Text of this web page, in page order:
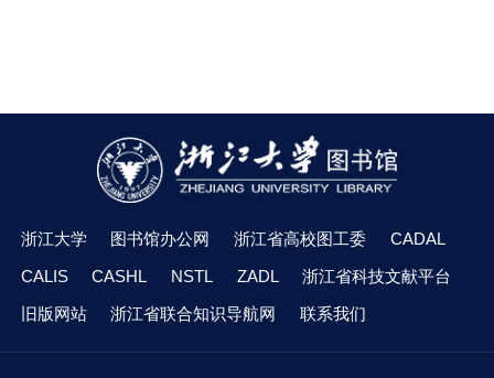
浙江大学 图书馆办公网 浙江省高校图工委
CADAL
CALIS
CASHL NSTL ZADL
浙江省科技文献平台
旧版网站
浙江省联合知识导航网 联系我们